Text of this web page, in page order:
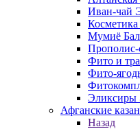
Иван-чай
Косметика
Мумиё
Прополис-
Фито и
Фито-
Эликсиры
Афганские
Назад